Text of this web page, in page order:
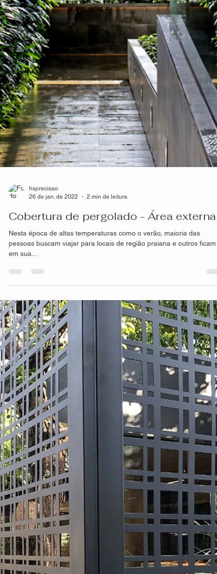
hsprecisao
26 de jan. de 2022
2 min de leitura
Cobertura de pergolado - Área externa
Nesta época de altas temperaturas como o verão, maioria das
pessoas buscam viajar para locais de região praiana e outros ficam
em sua...